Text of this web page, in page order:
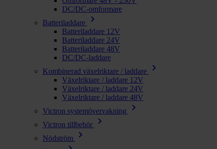
DC/DC-omformare
Batteriladdare
chevron_right
Batteriladdare 12V
Batteriladdare 24V
Batteriladdare 48V
DC/DC-laddare
Kombinerad växelriktare / laddare
chevron_right
Växelriktare / laddare 12V
Växelriktare / laddare 24V
Växelriktare / laddare 48V
Victron systemövervakning
chevron_right
Victron tillbehör chevron_right
Nödström chevron_right